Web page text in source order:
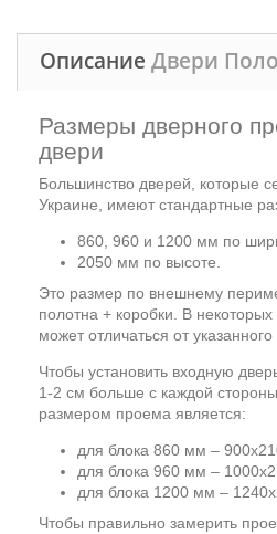
Описание Двери
Размеры дверного
двери
Большинство дверей, которые
Украине, имеют стандартные
860, 960 и 1200 мм по
2050 мм по высоте.
Это размер по внешнему
полотна + коробки. В
может отличаться от
Чтобы установить входную
1-2 см больше с каждой
размером проема является:
для блока 860 мм –
для блока 960 мм –
для блока 1200 мм –
Чтобы правильно замерить